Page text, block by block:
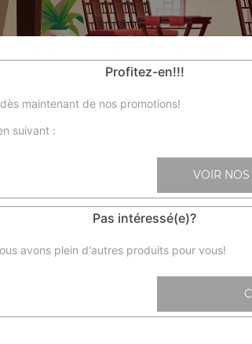
Profitez-en!!!
maintenant de nos promotions!
suivant :
VOIR
Pas intéressé(e)?
avons plein d'autres produits pour vous!